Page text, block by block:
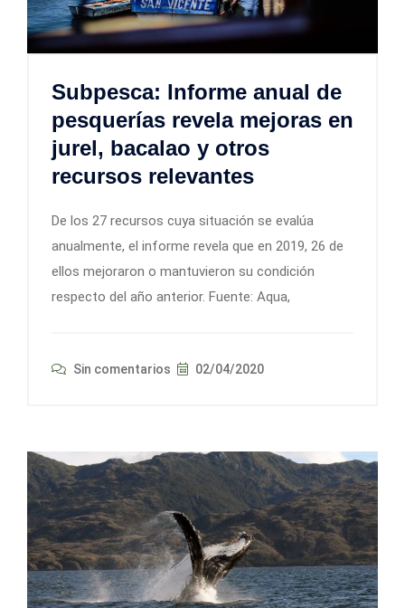
Subpesca: Informe anual de
pesquerías revela mejoras en
jurel, bacalao y otros
recursos relevantes
De los 27 recursos cuya situación se evalúa
anualmente, el informe revela que en 2019, 26 de
ellos mejoraron o mantuvieron su condición
respecto del año anterior. Fuente: Aqua,
Sin comentarios 02/04/2020